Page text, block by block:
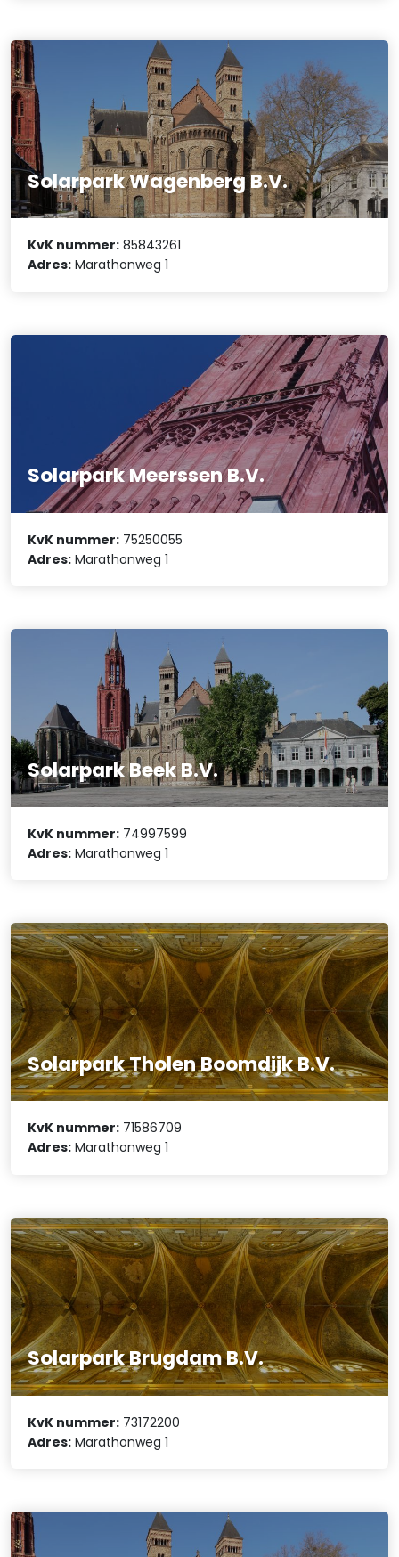
Solarpark Wagenberg B.V.
KvK nummer: 85843261
Adres: Marathonweg 1
Solarpark Meerssen B.V.
KvK nummer: 75250055
Adres: Marathonweg 1
Solarpark Beek B.V.
KvK nummer: 74997599
Adres: Marathonweg 1
Solarpark Tholen Boomdijk B.V.
KvK nummer: 71586709
Adres: Marathonweg 1
Solarpark Brugdam B.V.
KvK nummer: 73172200
Adres: Marathonweg 1